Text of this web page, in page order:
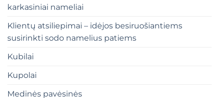
karkasiniai nameliai
Klientų atsiliepimai – idėjos besiruošiantiems
susirinkti sodo namelius patiems
Kubilai
Kupolai
Medinės pavėsinės